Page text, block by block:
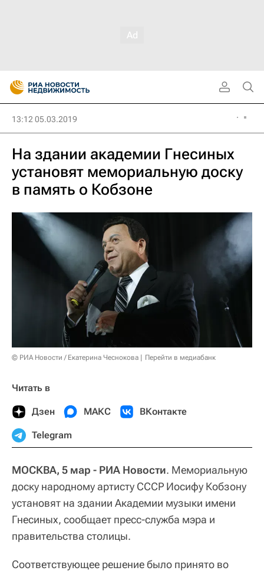
13:12 05.03.2019
На здании академии Гнесиных
установят мемориальную доску
в память о Кобзоне
© РИА Новости / Екатерина Чеснокова Перейти в медиабанк
Читать в
Дзен МАКС ВКонтакте
Telegram
МОСКВА, 5 мар - РИА Новости. Мемориальную
доску народному артисту СССР Иосифу Кобзону
установят на здании Академии музыки имени
Гнесиных, сообщает пресс-служба мэра и
правительства столицы.
Соответствующее решение было принято во